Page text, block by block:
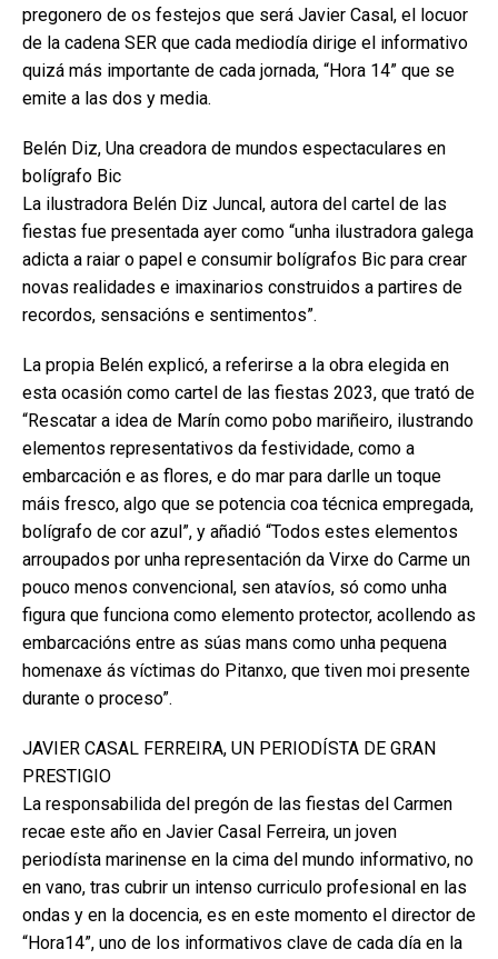
pregonero de os festejos que será Javier Casal, el locuor
de la cadena SER que cada mediodía dirige el informativo
quizá más importante de cada jornada, “Hora 14” que se
emite a las dos y media.
Belén Diz, Una creadora de mundos espectaculares en
bolígrafo Bic
La ilustradora Belén Diz Juncal, autora del cartel de las
fiestas fue presentada ayer como “unha ilustradora galega
adicta a raiar o papel e consumir bolígrafos Bic para crear
novas realidades e imaxinarios construidos a partires de
recordos, sensacións e sentimentos”.
La propia Belén explicó, a referirse a la obra elegida en
esta ocasión como cartel de las fiestas 2023, que trató de
“Rescatar a idea de Marín como pobo mariñeiro, ilustrando
elementos representativos da festividade, como a
embarcación e as flores, e do mar para darlle un toque
máis fresco, algo que se potencia coa técnica empregada,
bolígrafo de cor azul”, y añadió “Todos estes elementos
arroupados por unha representación da Virxe do Carme un
pouco menos convencional, sen atavíos, só como unha
figura que funciona como elemento protector, acollendo as
embarcacións entre as súas mans como unha pequena
homenaxe ás víctimas do Pitanxo, que tiven moi presente
durante o proceso”.
JAVIER CASAL FERREIRA, UN PERIODÍSTA DE GRAN
PRESTIGIO
La responsabilida del pregón de las fiestas del Carmen
recae este año en Javier Casal Ferreira, un joven
periodísta marinense en la cima del mundo informativo, no
en vano, tras cubrir un intenso curriculo profesional en las
ondas y en la docencia, es en este momento el director de
“Hora14”, uno de los informativos clave de cada día en la